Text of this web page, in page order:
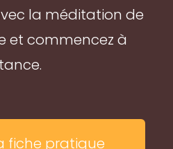
la méditation de
et commencez à
fiche pratique